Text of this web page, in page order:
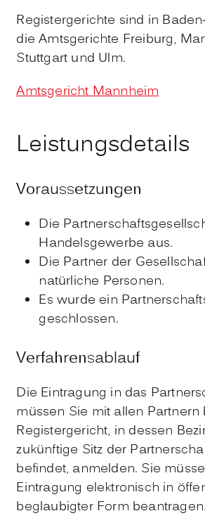
Registergerichte sind in
die Amtsgerichte Freiburg,
Stuttgart und Ulm.
Amtsgericht Mannheim
Leistungsdetails
Voraussetzungen
Die
Handelsgewerbe aus.
Die Partner der
natürliche Personen.
Es wurde ein
geschlossen.
Verfahrensablauf
Die Eintragung in das
müssen Sie mit allen Partnern
Registergericht, in dessen
zukünftige Sitz der
befindet, anmelden. Sie
Eintragung elektronisch in
beglaubigter Form beantragen.